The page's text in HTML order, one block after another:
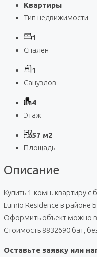
Квартиры
Тип недвижимости
1
Спален
1
Санузлов
4
Этаж
57 м2
Площадь
Описание
Купить 1-комн. квартиру
Lumio Residence в районе
Оформить объект можно в
Стоимость 8832690 бат,
Оставьте заявку или